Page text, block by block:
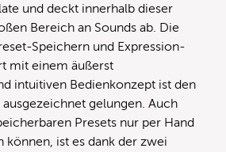
und deckt innerhalb dieser
Bereich an Sounds ab. Die
Speichern und Expression-
mit einem äußerst
intuitiven Bedienkonzept ist den
gelungen. Auch
Presets nur per Hand
können, ist es dank der zwei